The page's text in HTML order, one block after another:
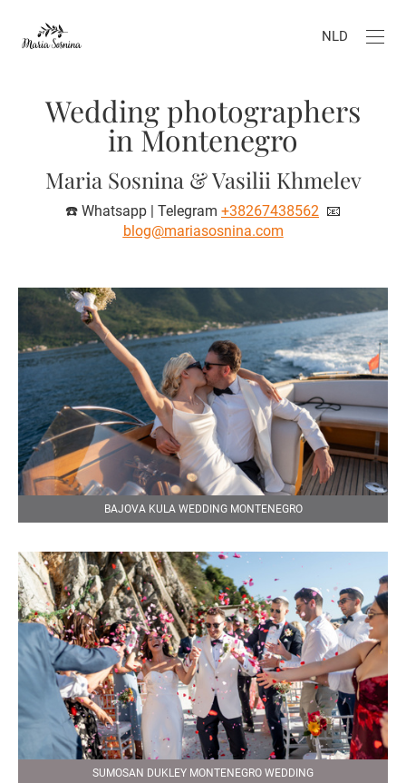
NLD
Wedding photographers
in Montenegro
Maria Sosnina & Vasilii Khmelev
☎️ Whatsapp | Telegram +38267438562 📧
blog@mariasosnina.com
BAJOVA KULA WEDDING MONTENEGRO
SUMOSAN DUKLEY MONTENEGRO WEDDING